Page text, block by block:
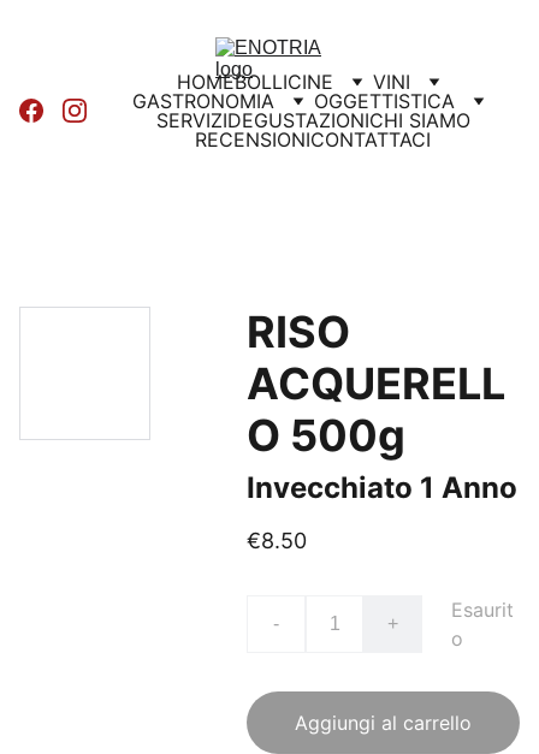
HOMEBOLLICINE
VINI
GASTRONOMIA
OGGETTISTICA
SERVIZIDEGUSTAZIONICHI SIAMO
RECENSIONICONTATTACI
RISO
ACQUERELL
O 500g
Invecchiato 1 Anno
€8.50
- +
Esaurit
o
Aggiungi al carrello